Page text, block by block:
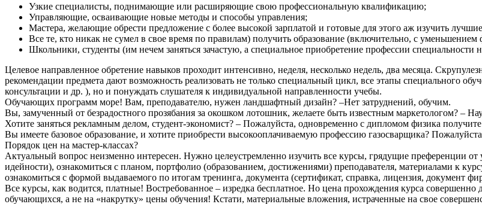
Узкие специалисты, поднимающие или расширяющие свою профессиональную квалификацию;
Управляющие, осваивающие новые методы и способы управления;
Мастера, желающие обрести предложение с более высокой зарплатой и готовые для этого аж изучить
Все те, кто никак не сумел в свое время по правилам) получить образование (включительно, с уменьшением
Школьники, студенты (им нечем заняться зачастую, а специальное приобретение профессии специальности
Целевое направленное обретение навыков проходит интенсивно, неделя, несколько недель, два месяца.
рекомендации предмета дают возможность реализовать не только специальный цикл, все этапы специального
консультации и др. ), но и понуждать слушателя к индивидуальной направленности учебы.
Обучающих программ море! Вам, преподавателю, нужен ландшафтный дизайн? –Нет затруднений, обучим.
Вы, замученный от безрадостного прозябания за окошком лотошник, желаете быть известным маркетологом? –
Хотите заняться рекламным делом, студент-экономист? – Пожалуйста, одновременно с дипломом физика
Вы имеете базовое образование, и хотите приобрести высокооплачиваемую профессию газосварщика?
Порядок цен на мастер-классах?
Актуальный вопрос неизменно интересен. Нужно целеустремленно изучить все курсы, грядущие преференции
идейности), ознакомиться с планом, портфолио (образованием, достижениями) преподавателя, материалами к
ознакомиться с формой выдаваемого по итогам тренинга, документа (сертификат, справка, лицензия, документ
Все курсы, как водится, платные! Востребованное – изредка бесплатное. Но цена прохождения курса совершенно
обучающихся, а не на «накрутку» цены обучения! Кстати, материальные вложения, истраченные на свое